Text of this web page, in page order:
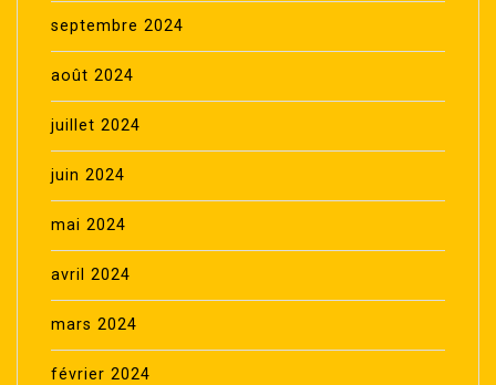
septembre 2024
août 2024
juillet 2024
juin 2024
mai 2024
avril 2024
mars 2024
février 2024